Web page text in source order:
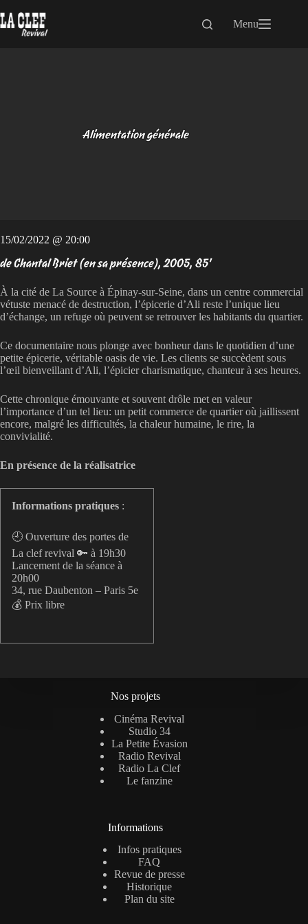
au
contenu
Menu
Alimentation générale
15/02/2022 @ 20:00
de Chantal Briet (en sa présence), 2005, 85'
À la cité de La Source à Épinay-sur-Seine, dans un centre commercial
vétuste menacé de destruction, l’épicerie d’Ali reste l’unique lieu
d’échange, un refuge où peuvent se retrouver les habitants du quartier.
Ce documentaire nous plonge avec bonheur dans le quotidien d’une
petite épicerie, véritable oasis de vie. Les clients se succèdent sous
l’œil bienveillant d’Ali, l’épicier charismatique, chanteur à ses heures.
Cette chronique émouvante et souvent drôle met en valeur
l’importance d’un tel lieu: un petit commerce de quartier où jaillissent
encore, malgré les difficultés, la chaleur humaine, le rire, la
convivialité.
En présence de la réalisatrice
Informations pratiques :
🕘 Ouverture des portes de
La clef revival 🔑 à 19h30
Lancement de la séance à
20h00
34, rue Daubenton – Paris 5e
💰 Prix libre
Nos projets
Cinéma Revival
Studio 34
La Petite Évasion
Radio Revival
Radio La Clef
Le fanzine
Informations
Infos pratiques
FAQ
Revue de presse
Historique
Plan du site